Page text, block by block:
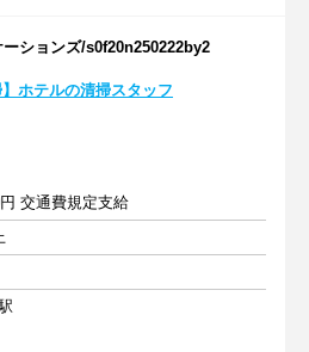
ションズ/s0f20n250222by2
】ホテルの清掃スタッフ
交通費規定支給